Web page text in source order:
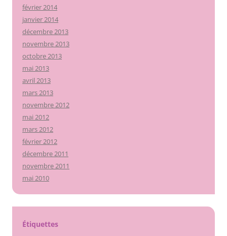
février 2014
janvier 2014
décembre 2013
novembre 2013
octobre 2013
mai 2013
avril 2013
mars 2013
novembre 2012
mai 2012
mars 2012
février 2012
décembre 2011
novembre 2011
mai 2010
Étiquettes